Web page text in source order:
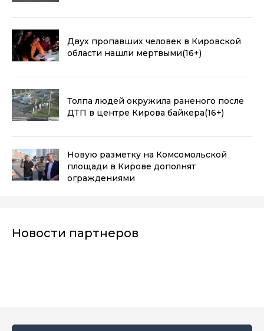
Двух пропавших человек в Кировской
области нашли мертвыми(16+)
Толпа людей окружила раненого после
ДТП в центре Кирова байкера(16+)
Новую разметку на Комсомольской
площади в Кирове дополнят
ограждениями
Новости партнеров